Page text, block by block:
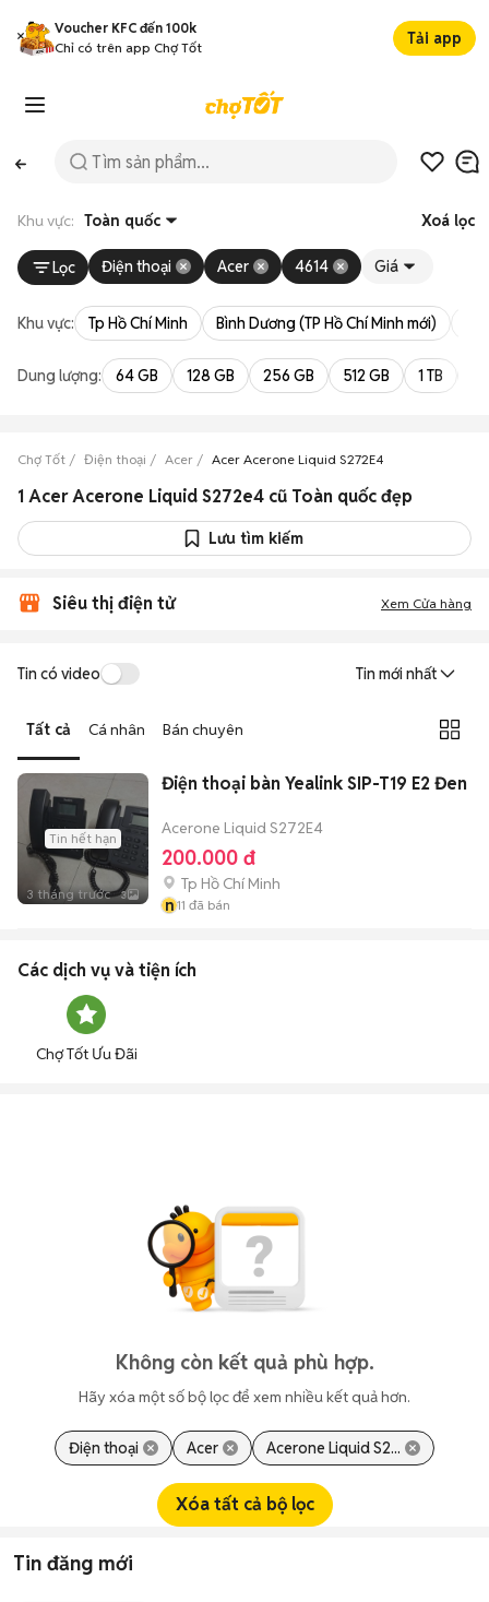
Voucher KFC đến 100k
Chỉ có trên app Chợ Tốt
Tải app
Khu vực: Toàn quốc Xoá lọc
Lọc Điện thoại Acer 4614 Giá
Khu vực: Tp Hồ Chí Minh Bình Dương (TP Hồ Chí Minh mới)
Dung lượng: 64 GB 128 GB 256 GB 512 GB 1 TB
Chợ Tốt Điện thoại Acer Acer Acerone Liquid S272E4
1 Acer Acerone Liquid S272e4 cũ Toàn quốc đẹp
Lưu tìm kiếm
Siêu thị điện tử Xem Cửa hàng
Tin có video Tin mới nhất
Tất cả Cá nhân Bán chuyên
Tin hết hạn
3 tháng trước 3
Điện thoại bàn Yealink SIP-T19 E2 Đen
Acerone Liquid S272E4
200.000 đ
Tp Hồ Chí Minh
n11 đã bán
Các dịch vụ và tiện ích
Chợ Tốt Ưu Đãi
Không còn kết quả phù hợp.
Hãy xóa một số bộ lọc để xem nhiều kết quả hơn.
Điện thoại Acer Acerone Liquid S2...
Xóa tất cả bộ lọc
Tin đăng mới